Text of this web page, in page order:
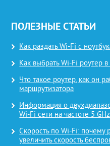
ПОЛЕЗНЫЕ СТАТЬИ
Как раздать Wi-Fi с
Как выбрать Wi-Fi роутер
Что такое роутер, как он
маршрутизатора
Информация о
Wi-Fi сети на частоте 5 GHz
Скорость по Wi-Fi: почему
увеличить скорость